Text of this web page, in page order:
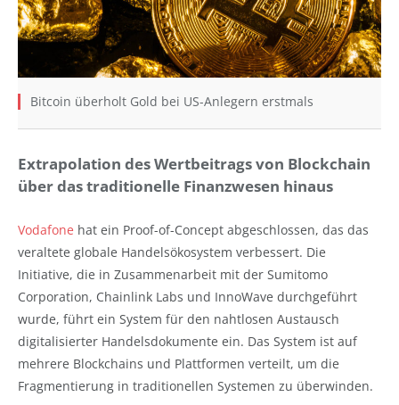
Bitcoin überholt Gold bei US-Anlegern erstmals
Extrapolation des Wertbeitrags von Blockchain
über das traditionelle Finanzwesen hinaus
Vodafone hat ein Proof-of-Concept abgeschlossen, das das
veraltete globale Handelsökosystem verbessert. Die
Initiative, die in Zusammenarbeit mit der Sumitomo
Corporation, Chainlink Labs und InnoWave durchgeführt
wurde, führt ein System für den nahtlosen Austausch
digitalisierter Handelsdokumente ein. Das System ist auf
mehrere Blockchains und Plattformen verteilt, um die
Fragmentierung in traditionellen Systemen zu überwinden.